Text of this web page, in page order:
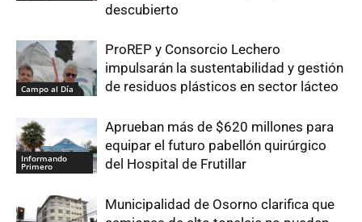
descubierto
Campo al Día
ProREP y Consorcio Lechero
impulsarán la sustentabilidad y gestión
de residuos plásticos en sector lácteo
Informando
Primero
Aprueban más de $620 millones para
equipar el futuro pabellón quirúrgico
del Hospital de Frutillar
Municipalidad de Osorno clarifica que